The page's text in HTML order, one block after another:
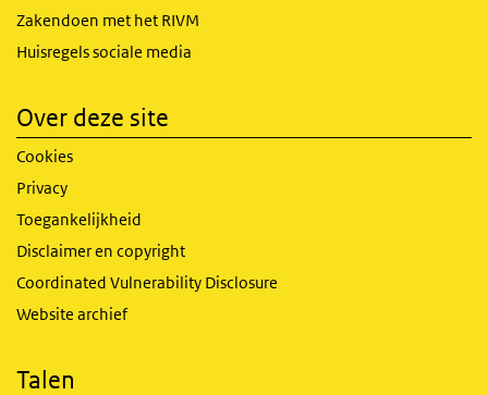
Zakendoen met het RIVM
Huisregels sociale media
Over deze site
Cookies
Privacy
Toegankelijkheid
Disclaimer en copyright
Coordinated Vulnerability Disclosure
Website archief
Talen